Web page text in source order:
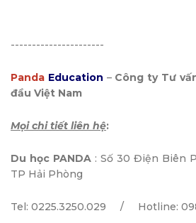
----------------------
Panda Education – Công ty Tư
đầu Việt Nam
Mọi chi tiết liên hệ:
Du học PANDA : Số 30 Điện Biên
TP Hải Phòng
Tel: 0225.3250.029 / Hotline: